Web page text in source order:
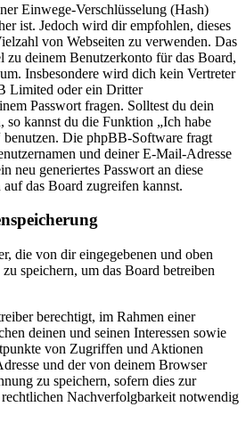
Einwege-Verschlüsselung (Hash)
ist. Jedoch wird dir empfohlen, dieses
von Webseiten zu verwenden. Das
zu deinem Benutzerkonto für das Board,
Insbesondere wird dich kein Vertreter
Limited oder ein Dritter
Passwort fragen. Solltest du dein
so kannst du die Funktion „Ich habe
benutzen. Die phpBB-Software fragt
und deiner E-Mail-Adresse
neu generiertes Passwort an diese
das Board zugreifen kannst.
die von dir eingegebenen und oben
speichern, um das Board betreiben
berechtigt, im Rahmen einer
deinen und seinen Interessen sowie
von Zugriffen und Aktionen
und der von deinem Browser
zu speichern, sofern dies zur
Nachverfolgbarkeit notwendig